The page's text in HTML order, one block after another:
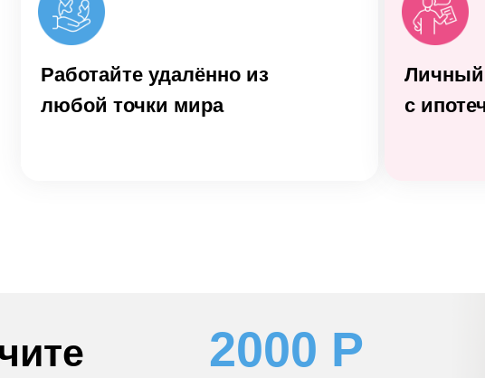
Работайте удалённо из
любой точки мира
Личный
с
2000 Р